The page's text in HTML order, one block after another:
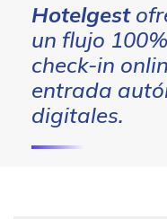
Hotelgest
un flujo
check-in
entrada
digitales.